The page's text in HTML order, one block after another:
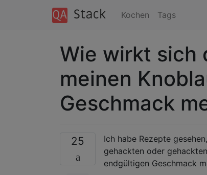
Kochen Tags
Wie wirkt sich
meinen
Geschmack
25
Ich habe Rezepte
gehackten oder
endgültigen Geschmack